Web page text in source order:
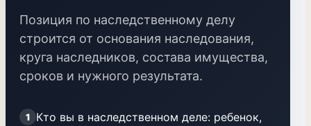
Позиция по наследственному делу
строится от основания наследования,
круга наследников, состава имущества,
сроков и нужного результата.
1
Кто вы в наследственном деле: ребенок,